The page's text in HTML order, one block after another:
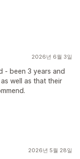
2026년 6월 3일
- been 3 years and
well as that their
2026년 5월 28일